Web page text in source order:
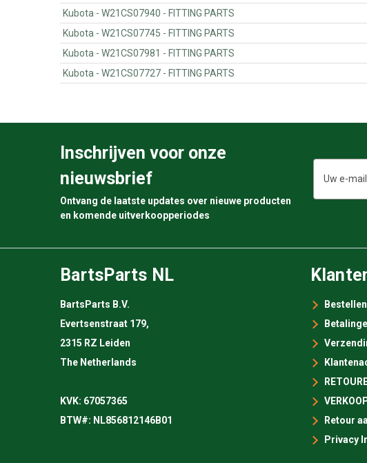
Kubota - W21CS07940 - FITTING PARTS
Kubota - W21CS07745 - FITTING PARTS
Kubota - W21CS07981 - FITTING PARTS
Kubota - W21CS07727 - FITTING PARTS
Inschrijven voor onze
nieuwsbrief
Ontvang de laatste updates over nieuwe producten
en komende uitverkoopperiodes
mailadres
Bestellen
Retour
Privacy
BartsParts NL
BartsParts B.V.
Evertsenstraat 179,
2315 RZ Leiden
The Netherlands
KVK: 67057365
BTW#: NL856812146B01